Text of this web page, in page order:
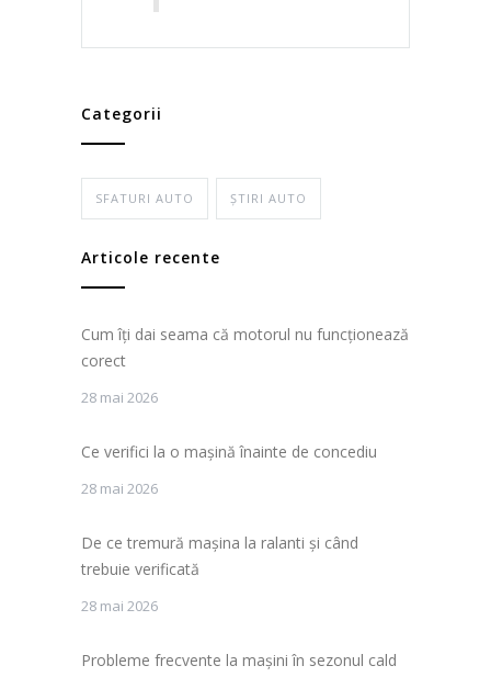
Categorii
SFATURI AUTO ȘTIRI AUTO
Articole recente
Cum îți dai seama că motorul nu funcționează
corect
28 mai 2026
Ce verifici la o mașină înainte de concediu
28 mai 2026
De ce tremură mașina la ralanti și când
trebuie verificată
28 mai 2026
Probleme frecvente la mașini în sezonul cald